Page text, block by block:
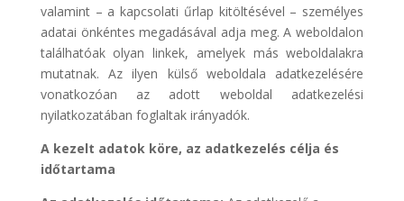
valamint – a kapcsolati űrlap kitöltésével – személyes
adatai önkéntes megadásával adja meg. A weboldalon
találhatóak olyan linkek, amelyek más weboldalakra
mutatnak. Az ilyen külső weboldala adatkezelésére
vonatkozóan az adott weboldal adatkezelési
nyilatkozatában foglaltak irányadók.
A kezelt adatok köre, az adatkezelés célja és
időtartama